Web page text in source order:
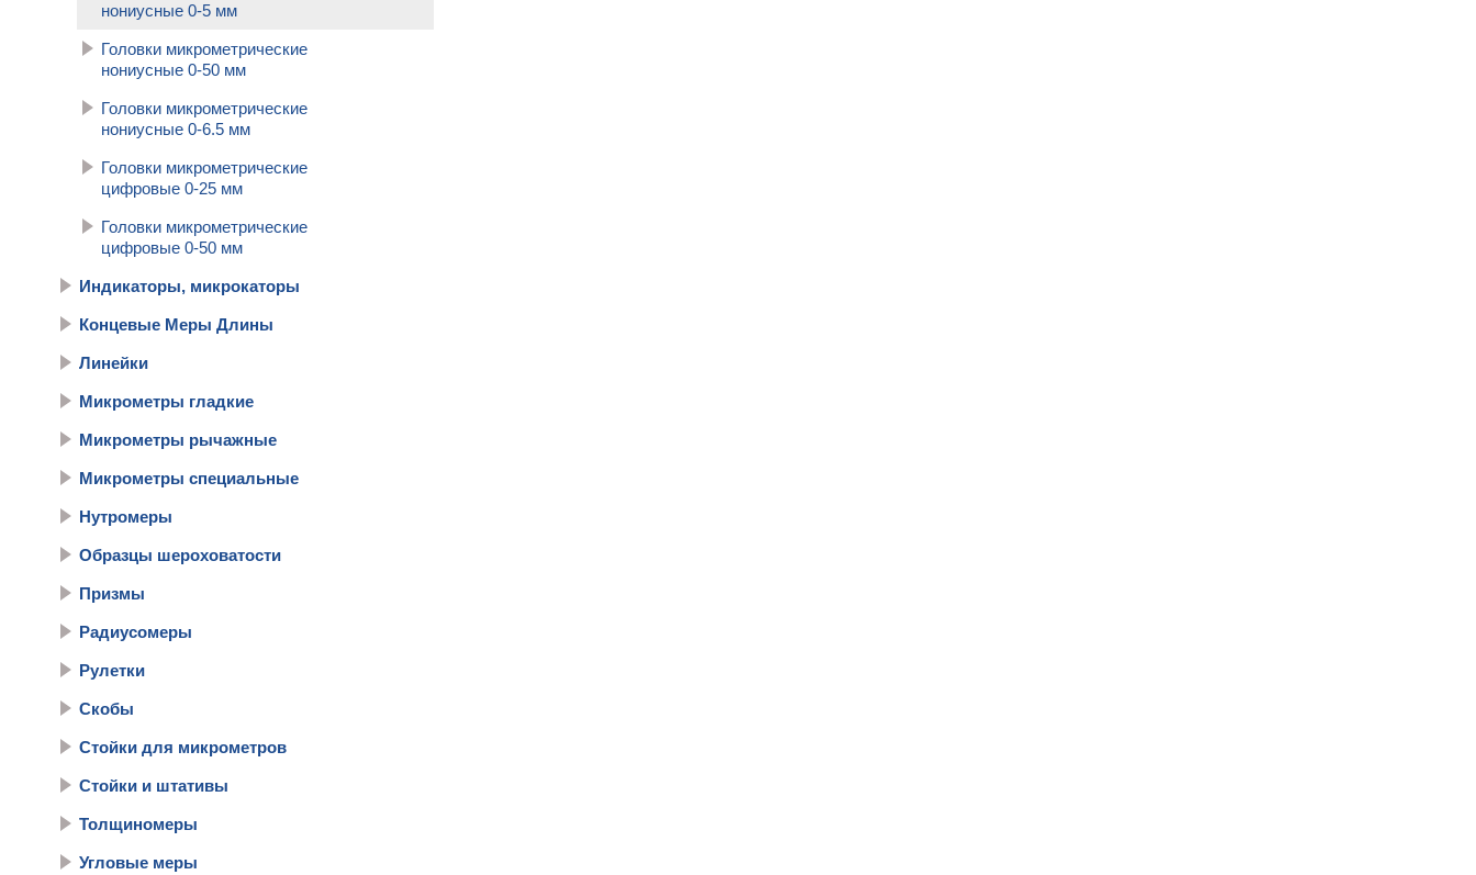
нониусные 0-5 мм
Головки микрометрические
нониусные 0-50 мм
Головки микрометрические
нониусные 0-6.5 мм
Головки микрометрические
цифровые 0-25 мм
Головки микрометрические
цифровые 0-50 мм
Индикаторы, микрокаторы
Концевые Меры Длины
Линейки
Микрометры гладкие
Микрометры рычажные
Микрометры специальные
Нутромеры
Образцы шероховатости
Призмы
Радиусомеры
Рулетки
Скобы
Стойки для микрометров
Стойки и штативы
Толщиномеры
Угловые меры